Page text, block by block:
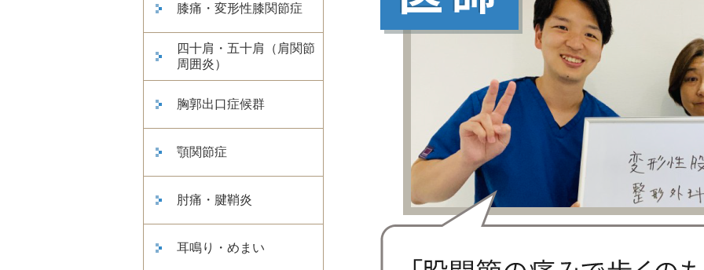
膝痛・変形性膝関節症
四十肩・五十肩（肩関節
周囲炎）
胸郭出口症候群
顎関節症
肘痛・腱鞘炎
耳鳴り・めまい